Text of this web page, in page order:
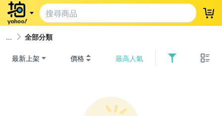
登
全部分類
最新上架 價格 最高人氣